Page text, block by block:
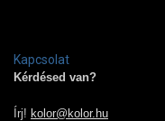
Kapcsolat
Kérdésed van?
Írj! kolor@kolor.hu